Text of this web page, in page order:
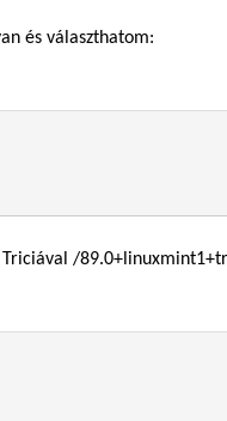
és választhatom:
/